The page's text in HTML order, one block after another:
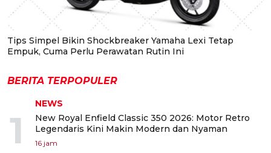
Tips Simpel Bikin Shockbreaker Yamaha Lexi Tetap
Empuk, Cuma Perlu Perawatan Rutin Ini
BERITA TERPOPULER
1
NEWS
New Royal Enfield Classic 350 2026: Motor Retro
Legendaris Kini Makin Modern dan Nyaman
16 jam